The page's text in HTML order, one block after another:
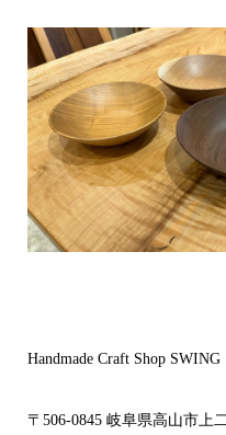
Handmade Craft Shop SWING
〒 506-0845 岐阜県高山市上